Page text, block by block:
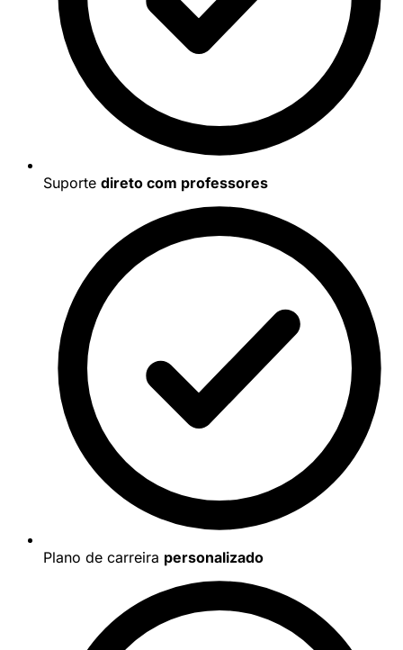
Suporte direto com professores
Plano de carreira personalizado